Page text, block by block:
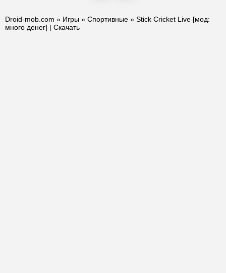
Droid-mob.com » Игры » Спортивные » Stick Cricket Live [мод:
много денег] | Скачать